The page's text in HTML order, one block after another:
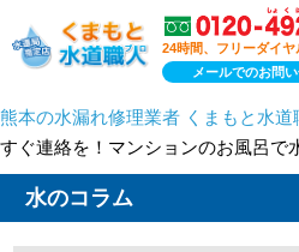
24時間、フリーダイヤ
メールでのお問
熊本の水漏れ修理業者 くまもと水道
すぐ連絡を！マンションのお風呂で
水のコラム